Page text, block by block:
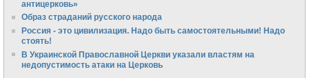
антицерковь»
Образ страданий русского народа
Россия - это цивилизация. Надо быть самостоятельными! Надо
стоять!
В Украинской Православной Церкви указали властям на
недопустимость атаки на Церковь